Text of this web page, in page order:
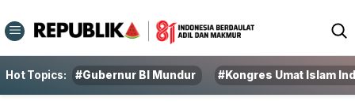
Hot Topics: #Gubernur BI Mundur #Kongres Umat Islam